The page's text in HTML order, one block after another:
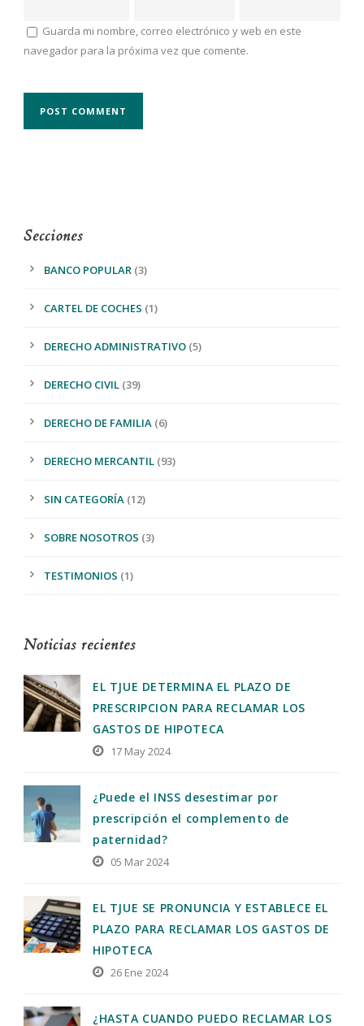
Guarda mi nombre, correo electrónico y web en este
navegador para la próxima vez que comente.
Secciones
BANCO POPULAR (3)
CARTEL DE COCHES (1)
DERECHO ADMINISTRATIVO (5)
DERECHO CIVIL (39)
DERECHO DE FAMILIA (6)
DERECHO MERCANTIL (93)
SIN CATEGORÍA (12)
SOBRE NOSOTROS (3)
TESTIMONIOS (1)
Noticias recientes
EL TJUE DETERMINA EL PLAZO DE
PRESCRIPCION PARA RECLAMAR LOS
GASTOS DE HIPOTECA
17 May 2024
¿Puede el INSS desestimar por
prescripción el complemento de
paternidad?
05 Mar 2024
EL TJUE SE PRONUNCIA Y ESTABLECE EL
PLAZO PARA RECLAMAR LOS GASTOS DE
HIPOTECA
26 Ene 2024
¿HASTA CUANDO PUEDO RECLAMAR LOS